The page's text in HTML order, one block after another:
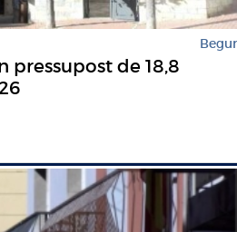
Begur
pressupost de 18,8